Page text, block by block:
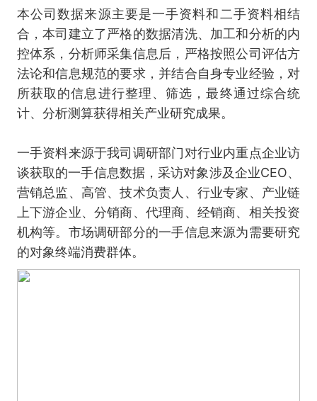
本公司数据来源主要是一手资料和二手资料相结
合，本司建立了严格的数据清洗、加工和分析的内
控体系，分析师采集信息后，严格按照公司评估方
法论和信息规范的要求，并结合自身专业经验，对
所获取的信息进行整理、筛选，最终通过综合统
计、分析测算获得相关产业研究成果。
一手资料来源于我司调研部门对行业内重点企业访
谈获取的一手信息数据，采访对象涉及企业CEO、
营销总监、高管、技术负责人、行业专家、产业链
上下游企业、分销商、代理商、经销商、相关投资
机构等。市场调研部分的一手信息来源为需要研究
的对象终端消费群体。